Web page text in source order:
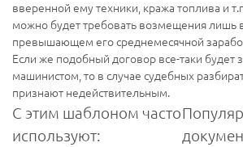
вверенной ему техники, кража топлива и
можно будет требовать возмещения лишь
превышающем его среднемесячной
Если же подобный договор все-таки будет
машинистом, то в случае судебных
признают недействительным.
С этим шаблоном часто
используют: